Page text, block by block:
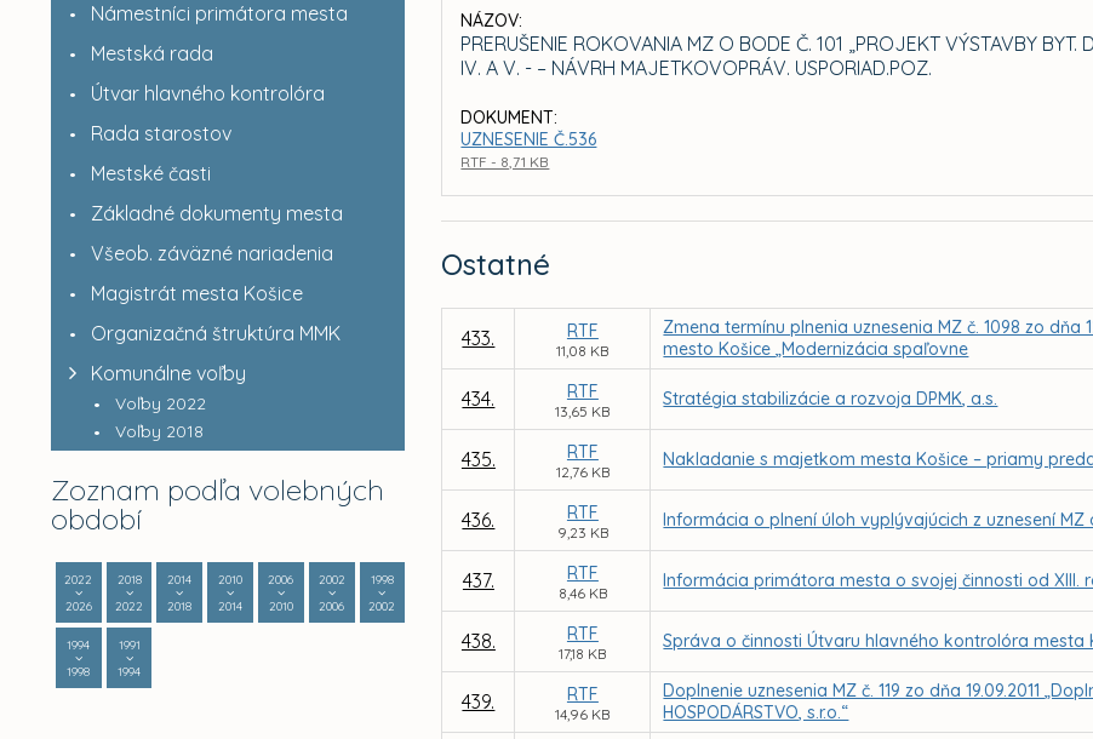
Námestníci primátora mesta
Mestská rada
Útvar hlavného kontrolóra
Rada starostov
Mestské časti
Základné dokumenty mesta
Všeob. záväzné nariadenia
Magistrát mesta Košice
Organizačná štruktúra MMK
Komunálne voľby
Voľby 2022
Voľby 2018
Zoznam podľa volebných
období
2022
2026
2018
2022
2014
2018
2010
2014
2006
2010
2002
2006
1998
2002
1994
1998
1991
1994
NÁZOV:
PRERUŠENIE ROKOVANIA MZ O BODE Č. 101 „PROJEKT VÝSTAVBY
IV. A V. - – NÁVRH MAJETKOVOPRÁV. USPORIAD.POZ.
DOKUMENT:
UZNESENIE Č.536
RTF - 8,71 KB
Ostatné
433. RTF
11,08 KB
Zmena termínu plnenia uznesenia MZ č. 1098 zo
mesto Košice „Modernizácia spaľovne
434. RTF
13,65 KB
Stratégia stabilizácie a rozvoja DPMK, a.s.
435. RTF
12,76 KB
Nakladanie s majetkom mesta Košice – priamy
436. RTF
9,23 KB
Informácia o plnení úloh vyplývajúcich z uznesení MZ
437. RTF
8,46 KB
Informácia primátora mesta o svojej činnosti od XIII.
438. RTF
17,18 KB
Správa o činnosti Útvaru hlavného kontrolóra mesta
439. RTF
14,96 KB
Doplnenie uznesenia MZ č. 119 zo dňa 19.09.2011
HOSPODÁRSTVO, s.r.o.“